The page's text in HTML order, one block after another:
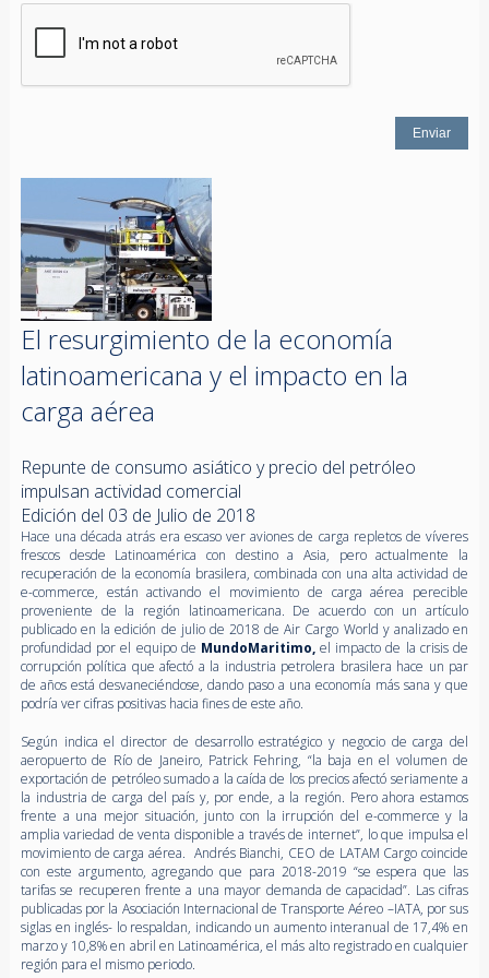
El resurgimiento de la economía
latinoamericana y el impacto en la
carga aérea
Repunte de consumo asiático y precio del petróleo
impulsan actividad comercial
Edición del 03 de Julio de 2018
Hace una década atrás era escaso ver aviones de carga repletos de víveres
frescos desde Latinoamérica con destino a Asia, pero actualmente la
recuperación de la economía brasilera, combinada con una alta actividad de
e-commerce, están activando el movimiento de carga aérea perecible
proveniente de la región latinoamericana. De acuerdo con un artículo
publicado en la edición de julio de 2018 de Air Cargo World y analizado en
profundidad por el equipo de MundoMaritimo,el impacto de la crisis de
corrupción política que afectó a la industria petrolera brasilera hace un par
de años está desvaneciéndose, dando paso a una economía más sana y que
podría ver cifras positivas hacia fines de este año.
Según indica el director de desarrollo estratégico y negocio de carga del
aeropuerto de Río de Janeiro, Patrick Fehring, “la baja en el volumen de
exportación de petróleo sumado a la caída de los precios afectó seriamente a
la industria de carga del país y, por ende, a la región. Pero ahora estamos
frente a una mejor situación, junto con la irrupción del e-commerce y la
amplia variedad de venta disponible a través de internet”, lo que impulsa el
movimiento de carga aérea. Andrés Bianchi, CEO de LATAM Cargo coincide
con este argumento, agregando que para 2018-2019 “se espera que las
tarifas se recuperen frente a una mayor demanda de capacidad”. Las cifras
publicadas por la Asociación Internacional de Transporte Aéreo –IATA, por sus
siglas en inglés- lo respaldan, indicando un aumento interanual de 17,4% en
marzo y 10,8% en abril en Latinoamérica, el más alto registrado en cualquier
región para el mismo periodo.